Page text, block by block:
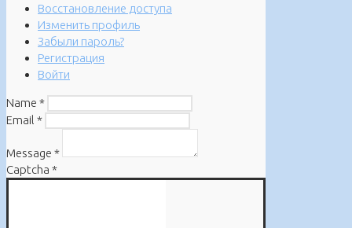
Восстановление доступа
Изменить профиль
Забыли пароль?
Регистрация
Войти
Name *
Email *
Message *
Captcha *